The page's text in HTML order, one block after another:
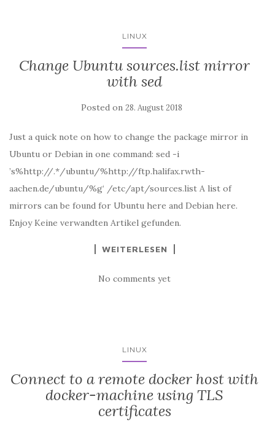
LINUX
Change Ubuntu sources.list mirror
with sed
Posted on 28. August 2018
Just a quick note on how to change the package mirror in
Ubuntu or Debian in one command: sed -i
’s%http://.*/ubuntu/%http://ftp.halifax.rwth-
aachen.de/ubuntu/%g‘ /etc/apt/sources.list A list of
mirrors can be found for Ubuntu here and Debian here.
Enjoy Keine verwandten Artikel gefunden.
WEITERLESEN
No comments yet
LINUX
Connect to a remote docker host with
docker-machine using TLS
certificates